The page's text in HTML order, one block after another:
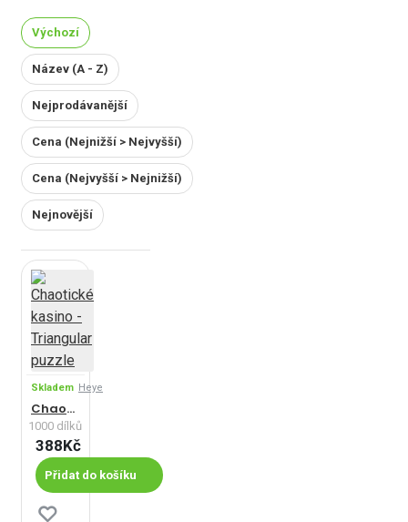
Výchozí
Název (A - Z)
Nejprodávanější
Cena (Nejnižší > Nejvyšší)
Cena (Nejvyšší > Nejnižší)
Nejnovější
Skladem Heye
Chaotické kasino - Triangular puzzle
1000 dílků
388Kč
Přidat do košíku